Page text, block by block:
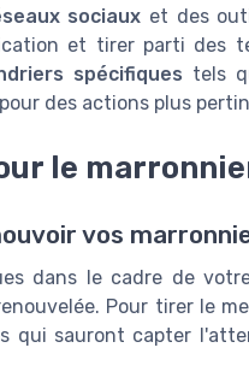
sociaux et des
et tirer parti des
spécifiques tels
des actions plus
le
vos
dans le cadre de
Pour tirer le
qui sauront capter